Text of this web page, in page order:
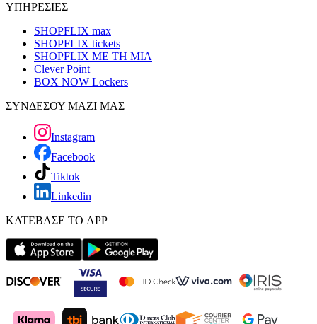
ΥΠΗΡΕΣΙΕΣ
SHOPFLIX max
SHOPFLIX tickets
SHOPFLIX ΜΕ ΤΗ ΜΙΑ
Clever Point
BOX NOW Lockers
ΣΥΝΔΕΣΟΥ ΜΑΖΙ ΜΑΣ
Instagram
Facebook
Tiktok
Linkedin
ΚΑΤΕΒΑΣΕ ΤΟ APP